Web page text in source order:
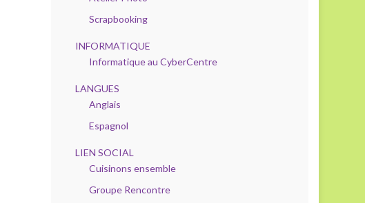
Scrapbooking
INFORMATIQUE
Informatique au CyberCentre
LANGUES
Anglais
Espagnol
LIEN SOCIAL
Cuisinons ensemble
Groupe Rencontre